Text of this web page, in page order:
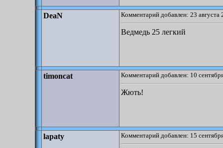
DeaN Комментарий добавлен: 23 августа
Ведмедь 25 легкий
timoncat Комментарий добавлен: 10
Жють!
lapaty Комментарий добавлен: 15